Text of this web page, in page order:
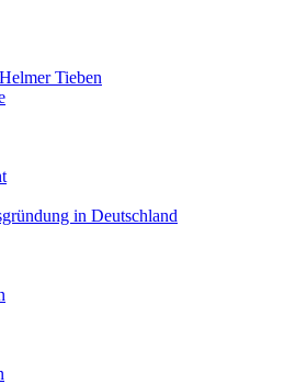
Tieben
in Deutschland